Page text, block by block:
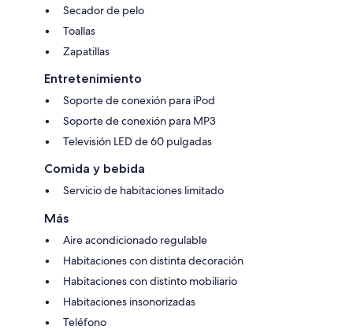
Secador de pelo
Toallas
Zapatillas
Entretenimiento
Soporte de conexión para iPod
Soporte de conexión para MP3
Televisión LED de 60 pulgadas
Comida y bebida
Servicio de habitaciones limitado
Más
Aire acondicionado regulable
Habitaciones con distinta decoración
Habitaciones con distinto mobiliario
Habitaciones insonorizadas
Teléfono